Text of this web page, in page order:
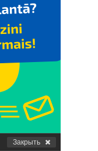
Закрыть